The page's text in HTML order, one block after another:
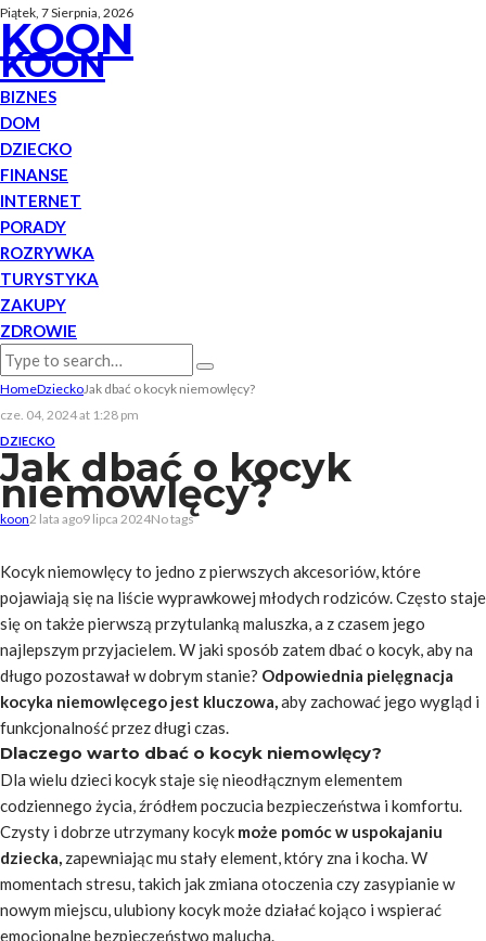
Piątek, 7 Sierpnia, 2026
KOON
KOON
BIZNES
DOM
DZIECKO
FINANSE
INTERNET
PORADY
ROZRYWKA
TURYSTYKA
ZAKUPY
ZDROWIE
HomeDzieckoJak dbać o kocyk niemowlęcy?
cze. 04, 2024 at 1:28 pm
DZIECKO
Jak dbać o kocyk
niemowlęcy?
koon2 lata ago9 lipca 2024No tags
Kocyk niemowlęcy to jedno z pierwszych akcesoriów, które
pojawiają się na liście wyprawkowej młodych rodziców. Często staje
się on także pierwszą przytulanką maluszka, a z czasem jego
najlepszym przyjacielem. W jaki sposób zatem dbać o kocyk, aby na
długo pozostawał w dobrym stanie? Odpowiednia pielęgnacja
kocyka niemowlęcego jest kluczowa,aby zachować jego wygląd i
funkcjonalność przez długi czas.
Dlaczego warto dbać o kocyk niemowlęcy?
Dla wielu dzieci kocyk staje się nieodłącznym elementem
codziennego życia, źródłem poczucia bezpieczeństwa i komfortu.
Czysty i dobrze utrzymany kocyk może pomóc w uspokajaniu
dziecka, zapewniając mu stały element, który zna i kocha. W
momentach stresu, takich jak zmiana otoczenia czy zasypianie w
nowym miejscu, ulubiony kocyk może działać kojąco i wspierać
emocjonalne bezpieczeństwo malucha.